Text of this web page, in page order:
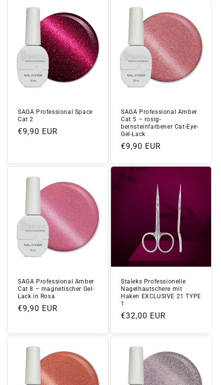
SAGA Professional Space
Cat 2
Normaler
€9,90 EUR
SAGA Professional Amber
Cat 5 – rosig-
bernsteinfarbener Cat-Eye-
Gel-Lack
Normaler
€9,90 EUR
SAGA Professional Amber
Cat 8 – magnetischer Gel-
Lack in Rosa
Normaler
€9,90 EUR
Staleks Professionelle
Nagelhautschere mit
Haken EXCLUSIVE 21 TYPE
1
Normaler
€32,00 EUR